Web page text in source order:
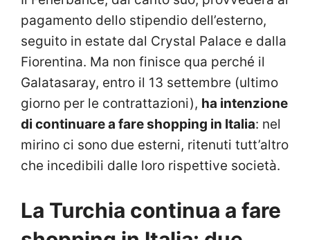
pagamento dello stipendio dell’esterno,
seguito in estate dal Crystal Palace e dalla
Fiorentina. Ma non finisce qua perché il
Galatasaray, entro il 13 settembre (ultimo
giorno per le contrattazioni), ha intenzione
di continuare a fare shopping in Italia: nel
mirino ci sono due esterni, ritenuti tutt’altro
che incedibili dalle loro rispettive società.
La Turchia continua a fare